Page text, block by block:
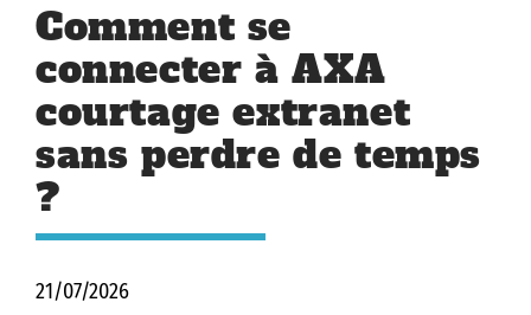
Comment se
connecter à AXA
courtage extranet
sans perdre de temps
?
21/07/2026